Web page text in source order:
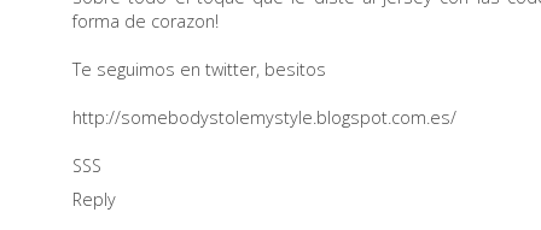
forma de corazon!
Te seguimos en twitter, besitos
http://somebodystolemystyle.blogspot.com.es/
SSS
Reply